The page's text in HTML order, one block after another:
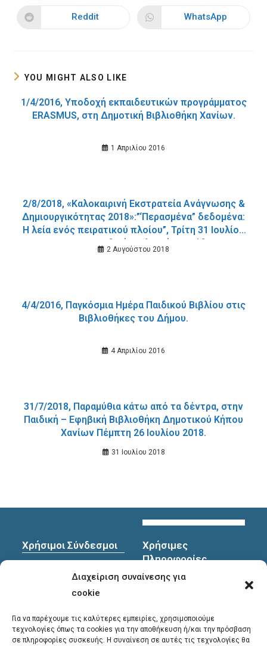
Διαχείριση συναίνεσης για
cookie
Για να παρέχουμε τις καλύτερες εμπειρίες, χρησιμοποιούμε
τεχνολογίες όπως τα cookies για την αποθήκευση ή/και την πρόσβαση
σε πληροφορίες συσκευής. Η συναίνεση σε αυτές τις τεχνολογίες θα
new
window
new
window
Opens
Reddit
Opens
WhatsApp
YOU MIGHT ALSO LIKE
1/4/2016, Υποδοχή εκπαιδευτικών προγράμματος
ERASMUS, στη Δημοτική Βιβλιοθήκη Χανίων.
1 Απριλίου 2016
2/8/2018, «Καλοκαιρινή Εκστρατεία Ανάγνωσης &
Δημιουργικότητας 2018»:”‘Περασμένα” δεδομένα:
Η λεία ενός πειρατικού πλοίου”, Τρίτη 31 Ιουλίου
2018, στη Παιδική Βιβλιοθήκη Σούδας.
2 Αυγούστου 2018
4/4/2016, Παγκόσμια Ημέρα Παιδικού Βιβλίου στις
Βιβλιοθήκες του Δήμου.
4 Απριλίου 2016
31/7/2018, Παραμύθια κάτω από τα δέντρα, στην
Παιδική – Εφηβική Βιβλιοθήκη Δημοτικού Κήπου
Χανίων Πέμπτη 26 Ιουλίου 2018.
31 Ιουλίου 2018
Χρήσιμοι Σύνδεσμοι
Προσωπικών
Χρήσιμες
Πληροφορίες
Διεύθυνση
Χανιά, 731 35
Τηλέφωνα